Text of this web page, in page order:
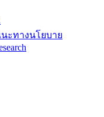
นะทางนโยบาย